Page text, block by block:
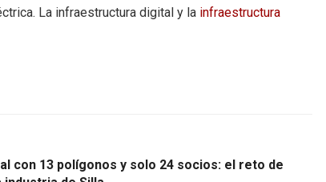
La infraestructura digital y la infraestructura
con 13 polígonos y solo 24 socios: el reto de